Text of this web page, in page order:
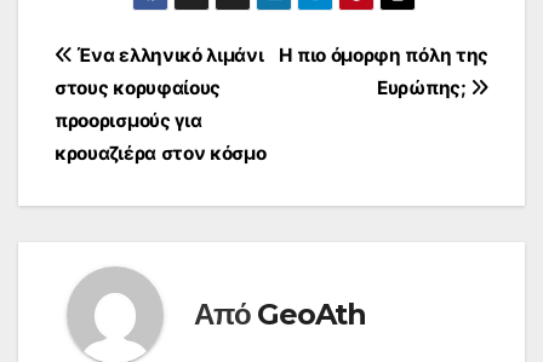
Πλοήγηση
άρθρων
Η πιο όμορφη πόλη της
Ευρώπης;
Ένα ελληνικό λιμάνι
στους κορυφαίους
προορισμούς για
κρουαζιέρα στον κόσμο
Από GeoAth